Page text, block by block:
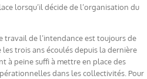
lorsqu’il décide de l’organisation du
travail de l’intendance est toujours de
les trois ans écoulés depuis la dernière
à peine suffi à mettre en place des
dans les collectivités. Pour